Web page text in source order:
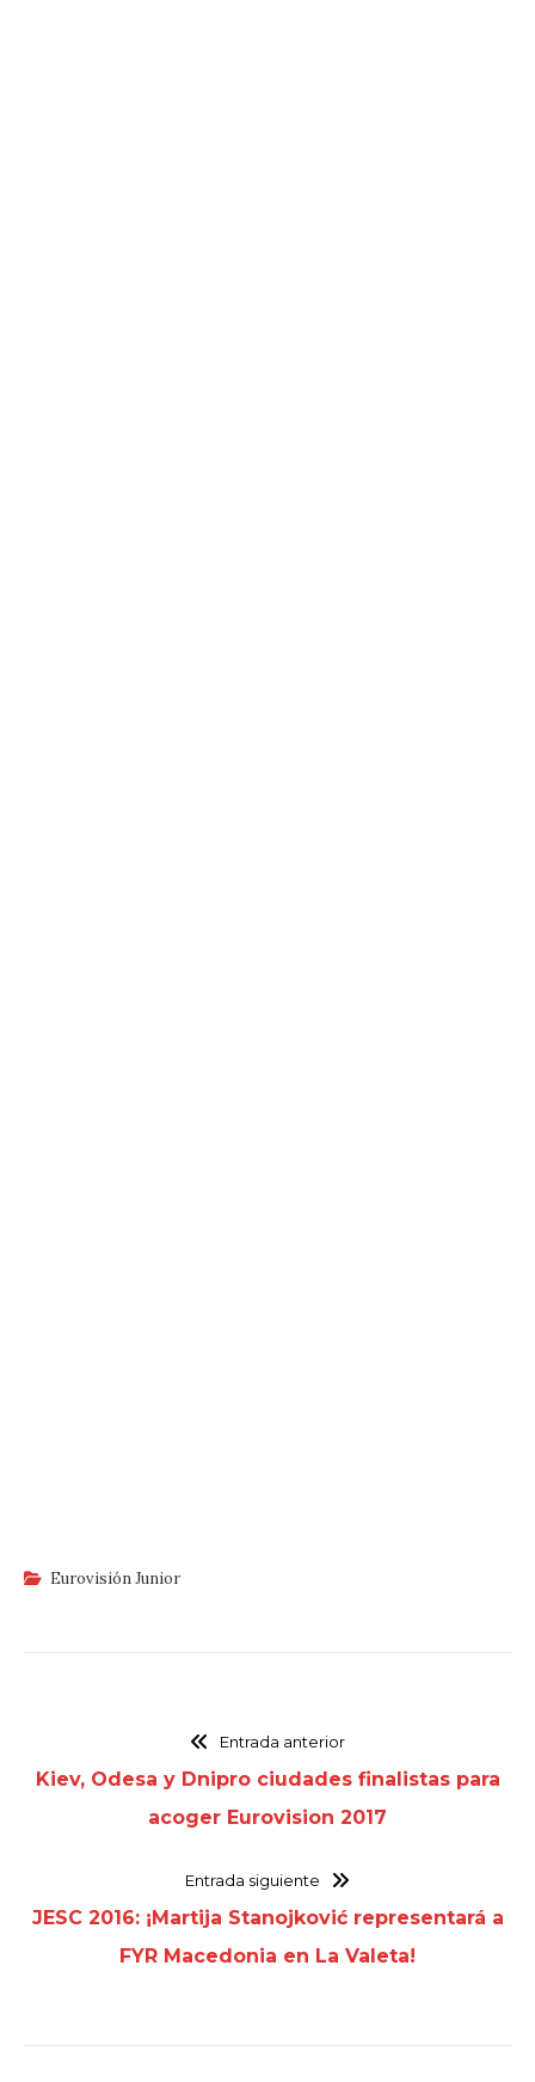
Eurovisión Junior
Entrada anterior
Kiev, Odesa y Dnipro ciudades finalistas para
acoger Eurovision 2017
Entrada siguiente
JESC 2016: ¡Martija Stanojković representará a
FYR Macedonia en La Valeta!